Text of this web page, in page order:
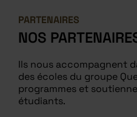
PARTENAIRES
NOS
Ils nous accompagnent
des écoles du groupe
programmes et
étudiants.